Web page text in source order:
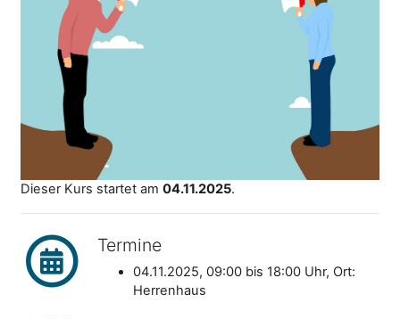
Dieser Kurs startet am 04.11.2025.
Termine
04.11.2025, 09:00 bis 18:00 Uhr, Ort:
Herrenhaus